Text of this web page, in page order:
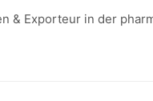
& Exporteur in der